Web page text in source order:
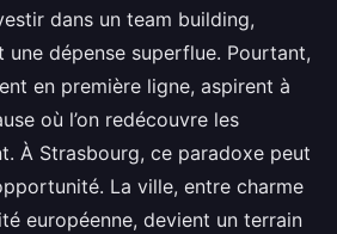
dans un team building,
une dépense superflue. Pourtant,
en première ligne, aspirent à
où l’on redécouvre les
À Strasbourg, ce paradoxe peut
La ville, entre charme
européenne, devient un terrain